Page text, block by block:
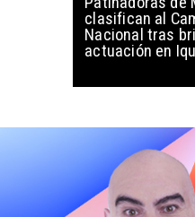
clasifican al
Nacional tras
actuación en